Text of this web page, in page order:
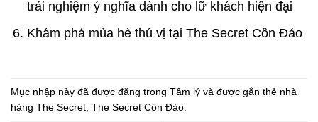
trải nghiệm ý nghĩa dành cho lữ khách hiện đại
Khám phá mùa hè thú vị tại The Secret Côn Đảo
Mục nhập này đã được đăng trong Tâm lý và được gắn thẻ nhà
hàng The Secret The Secret Côn Đảo